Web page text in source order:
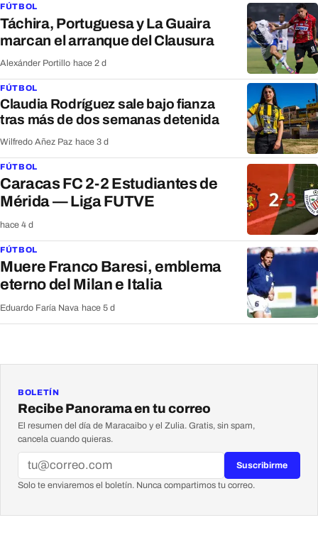
FÚTBOL
Táchira, Portuguesa y La Guaira
marcan el arranque del Clausura
Alexánder Portillo hace 2 d
FÚTBOL
Claudia Rodríguez sale bajo fianza
tras más de dos semanas detenida
Wilfredo Añez Paz hace 3 d
FÚTBOL
Caracas FC 2-2 Estudiantes de
Mérida — Liga FUTVE
hace 4 d
FÚTBOL
Muere Franco Baresi, emblema
eterno del Milan e Italia
Eduardo Faría Nava hace 5 d
BOLETÍN
Recibe Panorama en tu correo
El resumen del día de Maracaibo y el Zulia. Gratis, sin spam,
cancela cuando quieras.
Suscribirme
Solo te enviaremos el boletín. Nunca compartimos tu correo.